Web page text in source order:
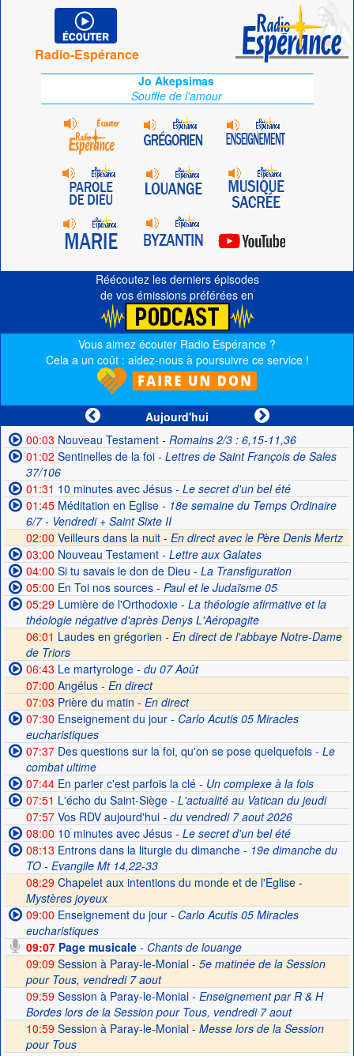
Radio-Espérance
Jo Akepsimas
Souffle de l'amour
Réécoutez les derniers épisodes
de vos émissions préférées en
Vous aimez écouter Radio Espérance ?
Cela a un coût : aidez-nous à poursuivre ce service !
Aujourd'hui
00:03 Nouveau Testament- Romains 2/3 : 6,15-11,36
01:02 Sentinelles de la foi- Lettres de Saint François de Sales
37/106
01:31 10 minutes avec Jésus- Le secret d'un bel été
01:45Méditation en Eglise- 18e semaine du Temps Ordinaire
6/7 - Vendredi + Saint Sixte II
02:00 Veilleurs dans la nuit - En direct avec le Père Denis Mertz
03:00 Nouveau Testament- Lettre aux Galates
04:00 Si tu savais le don de Dieu - La Transfiguration
05:00 En Toi nos sources- Paul et le Judaïsme 05
05:29Lumière de l'Orthodoxie- La théologie afirmative et la
théologie négative d'après Denys L'Aéropagite
06:01 Laudes en grégorien - En direct de l'abbaye Notre-Dame
de Triors
06:43 Le martyrologe- du 07 Août
07:00 Angélus - En direct
07:03 Prière du matin - En direct
07:30 Enseignement du jour- Carlo Acutis 05 Miracles
eucharistiques
07:37Des questions sur la foi, qu'on se pose quelquefois- Le
combat ultime
07:44En parler c'est parfois la clé- Un complexe à la fois
07:51 L'écho du Saint-Siège- L'actualité au Vatican du jeudi
07:57Vos RDV aujourd'hui- du vendredi 7 aout 2026
08:00 10 minutes avec Jésus- Le secret d'un bel été
08:13 Entrons dans la liturgie du dimanche- 19e dimanche du
TO - Evangile Mt 14,22-33
08:29 Chapelet aux intentions du monde et de l'Eglise -
Mystères joyeux
09:00 Enseignement du jour- Carlo Acutis 05 Miracles
eucharistiques
09:07Page musicale- Chants de louange
09:09 Session à Paray-le-Monial - 5e matinée de la Session
pour Tous, vendredi 7 aout
09:59Session à Paray-le-Monial- Enseignement par R & H
Bordes lors de la Session pour Tous, vendredi 7 aout
10:59 Session à Paray-le-Monial - Messe lors de la Session
pour Tous